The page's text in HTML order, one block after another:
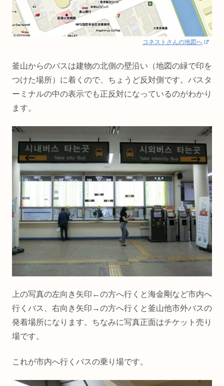
コネストさんの地図へ
釜山からのバスは建物の北側の壁沿い（地図の緑で印を
つけた場所）に着くので、ちょうど反対側です。バスタ
ーミナルの中の表示でも正反対になっているのがわかり
ます。
上の写真の左向き矢印←の方へ行くと海金剛など市内へ
行くバス、右向き矢印→の方へ行くと釜山他市外バスの
発着場所になります。ちなみに写真正面はチケット売り
場です。
これが市内へ行くバスの乗り場です。